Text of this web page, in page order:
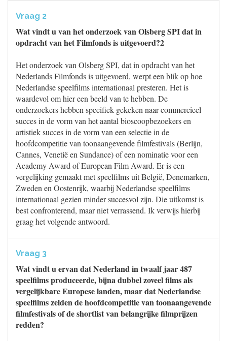
Vraag 2
Wat vindt u van het onderzoek van Olsberg SPI dat in
opdracht van het Filmfonds is uitgevoerd?2
Het onderzoek van Olsberg SPI, dat in opdracht van het
Nederlands Filmfonds is uitgevoerd, werpt een blik op hoe
Nederlandse speelfilms internationaal presteren. Het is
waardevol om hier een beeld van te hebben. De
onderzoekers hebben specifiek gekeken naar commercieel
succes in de vorm van het aantal bioscoopbezoekers en
artistiek succes in de vorm van een selectie in de
hoofdcompetitie van toonaangevende filmfestivals (Berlijn,
Cannes, Venetië en Sundance) of een nominatie voor een
Academy Award of European Film Award. Er is een
vergelijking gemaakt met speelfilms uit België, Denemarken,
Zweden en Oostenrijk, waarbij Nederlandse speelfilms
internationaal gezien minder succesvol zijn. Die uitkomst is
best confronterend, maar niet verrassend. Ik verwijs hierbij
graag het volgende antwoord.
Vraag 3
Wat vindt u ervan dat Nederland in twaalf jaar 487
speelfilms produceerde, bijna dubbel zoveel films als
vergelijkbare Europese landen, maar dat Nederlandse
speelfilms zelden de hoofdcompetitie van toonaangevende
filmfestivals of de shortlist van belangrijke filmprijzen
redden?